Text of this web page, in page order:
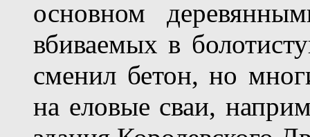
основном
вбиваемых в
сменил бетон, но
на еловые сваи,